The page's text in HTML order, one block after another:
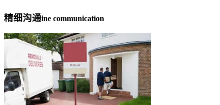
精细沟通ine communication